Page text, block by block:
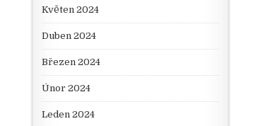
Květen 2024
Duben 2024
Březen 2024
Únor 2024
Leden 2024